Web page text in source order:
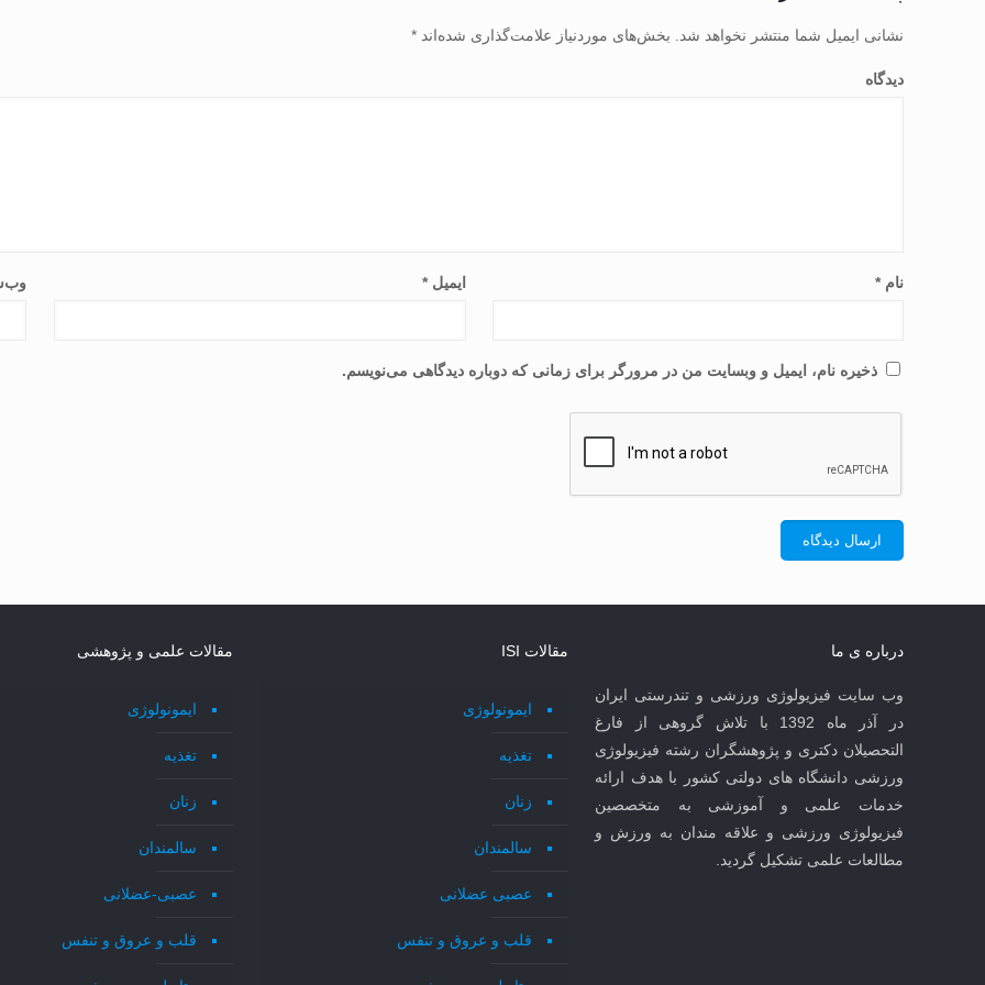
نشانی ایمیل شما منتشر نخواهد شد. بخش‌های موردنیاز علامت‌گذاری شده‌اند*
دیدگاه
نام* ایمیل*
ذخیره نام، ایمیل و وبسایت من در مرورگر برای زمانی که دوباره دیدگاهی می‌نویسم.
درباره ی ما
وب سایت فیزیولوژی ورزشی و تندرستی ایران
در آذر ماه 1392 با تلاش گروهی از فارغ
التحصیلان دکتری و پژوهشگران رشته فیزیولوژی
ورزشی دانشگاه های دولتی کشور با هدف ارائه
خدمات علمی و آموزشی به متخصصین
فیزیولوژی ورزشی و علاقه مندان به ورزش و
مطالعات علمی تشکیل گردید.
مقالات ISI
ایمونولوژی
تغذیه
زنان
سالمندان
عصبی عضلانی
قلب و عروق و تنفس
مقالات علمی و پژوهشی
ایمونولوژی
تغذیه
زنان
سالمندان
عصبی-عضلانی
قلب و عروق و تنفس